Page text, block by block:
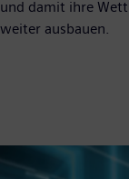
und damit ihre
weiter ausbauen.